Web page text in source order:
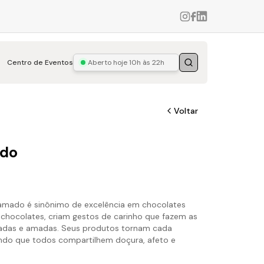
Centro de Eventos Aberto hoje10h às 22h Buscar
Voltar
é sinônimo de excelência em chocolates
criam gestos de carinho que fazem as
e amadas. Seus produtos tornam cada
que todos compartilhem doçura, afeto e